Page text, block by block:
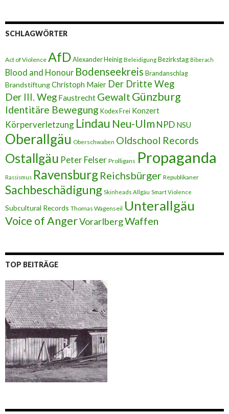
-
A
e
s
s
e
SCHLAGWÖRTER
Act of Violence AfDAlexander Heinig Beleidigung Bezirkstag Biberach
Blood and Honour Bodenseekreis Brandanschlag
BrandstiftungChristoph Maier Der Dritte Weg
Der III. Weg Faustrecht Gewalt Günzburg
Identitäre Bewegung Kodex Frei Konzert
Körperverletzung Lindau Neu-Ulm NPD NSU
Oberallgäu Oberschwaben Oldschool Records
Ostallgäu Peter Felser Prolligans Propaganda
Rassismus Ravensburg Reichsbürger Republikaner
Sachbeschädigung Skinheads Allgäu Smart Violence
Subcultural Records Thomas Wagenseil Unterallgäu
Voice of AngerVorarlbergWaffen
TOP BEITRÄGE